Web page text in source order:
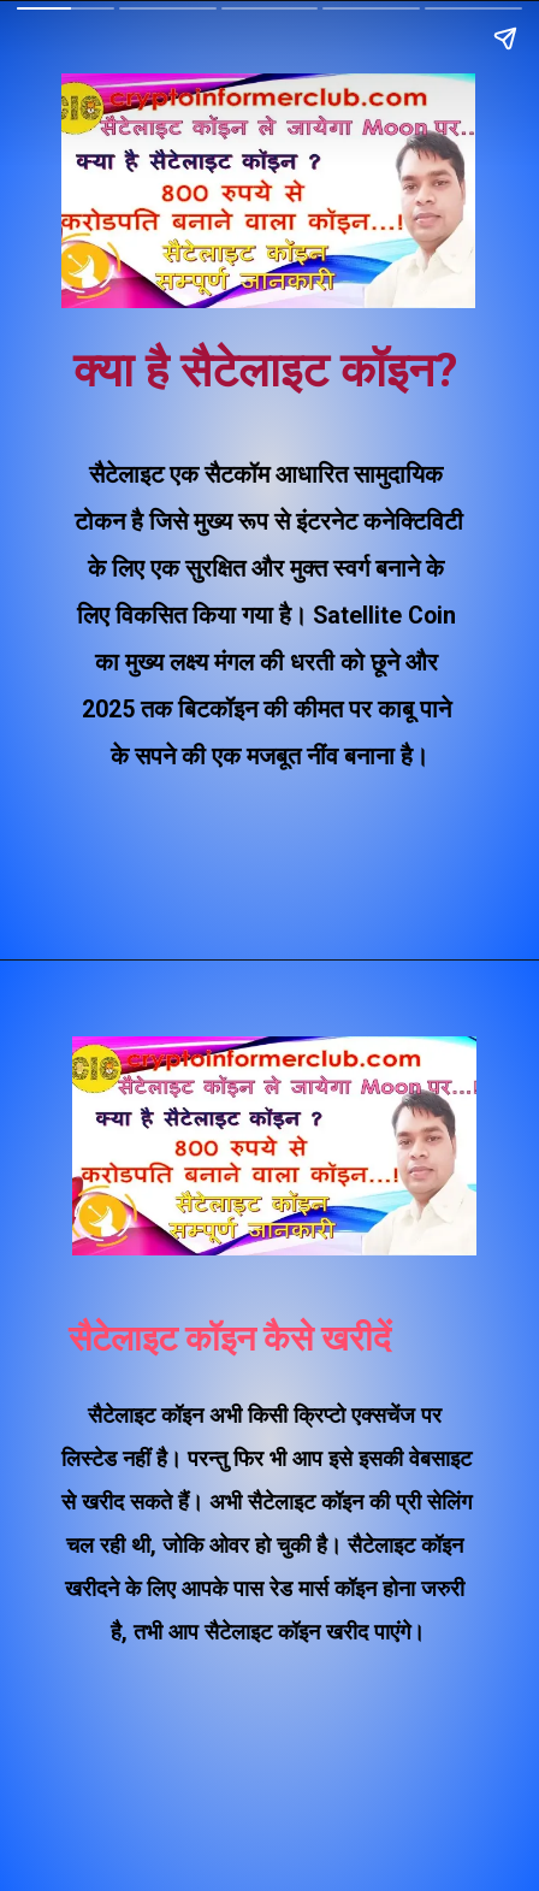
क्या है सैटेलाइट कॉइन?
सैटेलाइट एक सैटकॉम आधारित सामुदायिक
टोकन है जिसे मुख्य रूप से इंटरनेट कनेक्टिविटी
के लिए एक सुरक्षित और मुक्त स्वर्ग बनाने के
लिए विकसित किया गया है। Satellite Coin
का मुख्य लक्ष्य मंगल की धरती को छूने और
2025 तक बिटकॉइन की कीमत पर काबू पाने
के सपने की एक मजबूत नींव बनाना है।
सैटेलाइट कॉइन कैसे खरीदें
सैटेलाइट कॉइन अभी किसी क्रिप्टो एक्सचेंज पर
लिस्टेड नहीं है। परन्तु फिर भी आप इसे इसकी वेबसाइट
से खरीद सकते हैं। अभी सैटेलाइट कॉइन की प्री सेलिंग
चल रही थी, जोकि ओवर हो चुकी है। सैटेलाइट कॉइन
खरीदने के लिए आपके पास रेड मार्स कॉइन होना जरुरी
है, तभी आप सैटेलाइट कॉइन खरीद पाएंगे।